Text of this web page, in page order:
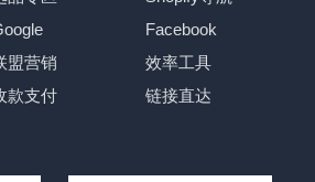
Facebook
盟营销
效率工具
款支付 链接直达